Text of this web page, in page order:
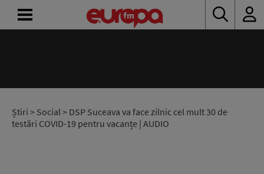
Știri > Social> DSP Suceava va face zilnic cel mult 30 de
testări COVID-19 pentru vacanțe | AUDIO
RADIO